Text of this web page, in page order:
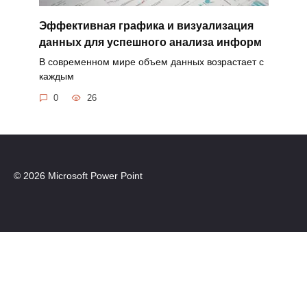
Эффективная графика и визуализация
данных для успешного анализа информ
В современном мире объем данных возрастает с
каждым
0 26
© 2026 Microsoft Power Point